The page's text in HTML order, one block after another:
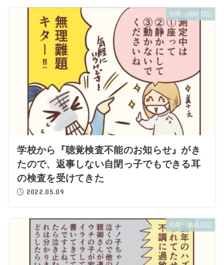
自閉っ娘絵日記
学校から『聴覚検査不能のお知らせ』がき
たので、返事しない自閉っ子でもできる耳
の検査を受けてきた
2022.05.09
自閉っ娘絵日記